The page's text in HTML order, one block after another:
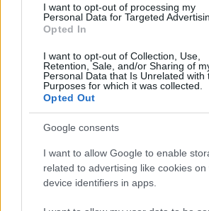
I want to opt-out of processing my
Personal Data for Targeted
Opted In
I want to opt-out of Collection, Use,
Retention, Sale, and/or Sharing of
Personal Data that Is Unrelated with
Purposes for which it was collected.
Opted Out
Google consents
I want to allow Google to enable
related to advertising like cookies on
device identifiers in apps.
RoticsnéEgres Katinkae.h.
Rendőrtanácsos
Végvári Tamás
HázmesterMáthé Zsolt
HázmesternéKovács Olga e.h.
Keczeli IlonaBíró Kriszta
Miss BurnabyJánoska Zsuzsa
Zenészek, lakodalmi vendégek
díszletFüzér Anni
jelmezSzakács Györgyi
világítás Bányai Tamás